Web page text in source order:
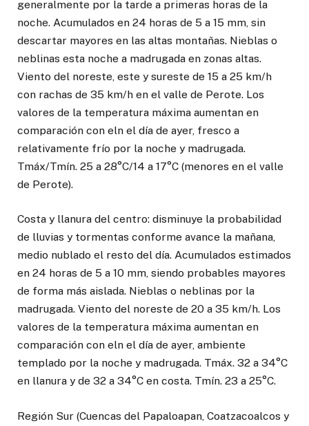
generalmente por la tarde a primeras horas de la
noche. Acumulados en 24 horas de 5 a 15 mm, sin
descartar mayores en las altas montañas. Nieblas o
neblinas esta noche a madrugada en zonas altas.
Viento del noreste, este y sureste de 15 a 25 km/h
con rachas de 35 km/h en el valle de Perote. Los
valores de la temperatura máxima aumentan en
comparación con eln el día de ayer, fresco a
relativamente frío por la noche y madrugada.
Tmáx/Tmín. 25 a 28°C/14 a 17°C (menores en el valle
de Perote).
Costa y llanura del centro: disminuye la probabilidad
de lluvias y tormentas conforme avance la mañana,
medio nublado el resto del día. Acumulados estimados
en 24 horas de 5 a 10 mm, siendo probables mayores
de forma más aislada. Nieblas o neblinas por la
madrugada. Viento del noreste de 20 a 35 km/h. Los
valores de la temperatura máxima aumentan en
comparación con eln el día de ayer, ambiente
templado por la noche y madrugada. Tmáx. 32 a 34°C
en llanura y de 32 a 34°C en costa. Tmín. 23 a 25°C.
Región Sur (Cuencas del Papaloapan, Coatzacoalcos y